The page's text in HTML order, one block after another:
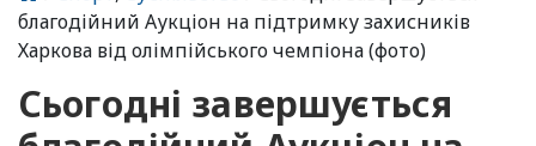
благодійний Аукціон на підтримку захисників
Харкова від олімпійського чемпіона (фото)
Сьогодні завершується